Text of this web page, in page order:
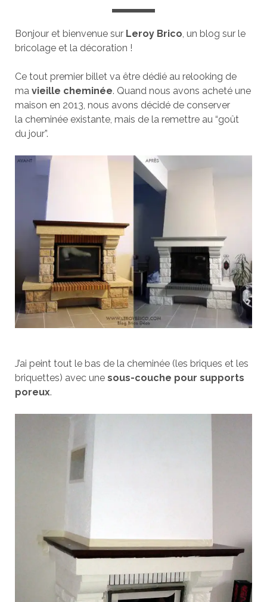
Bonjour et bienvenue sur Leroy Brico , un blog sur le
bricolage et la décoration !
Ce tout premier billet va être dédié au relooking de
ma vieille cheminée. Quand nous avons acheté une
maison en 2013, nous avons décidé de conserver
la cheminée existante, mais de la remettre au “goût
du jour”.
J’ai peint tout le bas de la cheminée (les briques et les
briquettes) avec une sous-couche pour supports
poreux.